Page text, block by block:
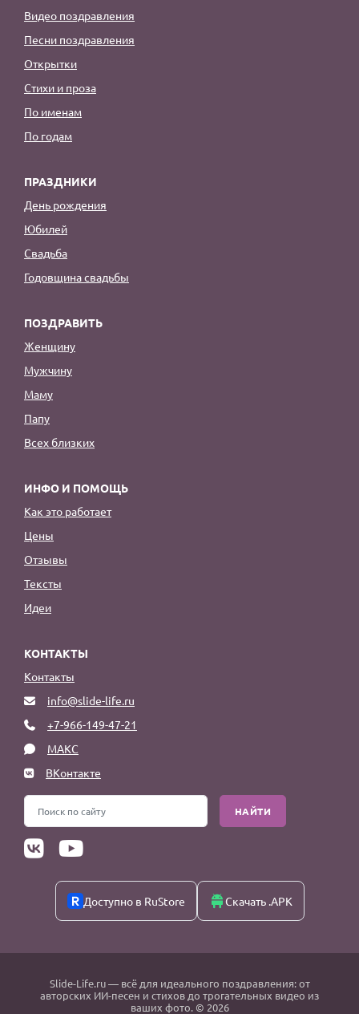
Видео поздравления
Песни поздравления
Открытки
Стихи и проза
По именам
По годам
ПРАЗДНИКИ
День рождения
Юбилей
Свадьба
Годовщина свадьбы
ПОЗДРАВИТЬ
Женщину
Мужчину
Маму
Папу
Всех близких
ИНФО И ПОМОЩЬ
Как это работает
Цены
Отзывы
Тексты
Идеи
КОНТАКТЫ
Контакты
info@slide-life.ru
+7-966-149-47-21
МАКС
ВКонтакте
НАЙТИ
Доступно в RuStore Скачать .APK
Slide-Life.ru— всё для идеального поздравления: от
авторских ИИ-песен и стихов до трогательных видео из
ваших фото. © 2026